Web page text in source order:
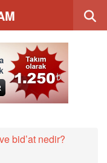
bid’at nedir?